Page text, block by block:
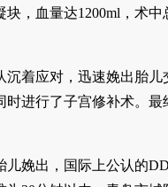
块，血量达1200ml，术中
沉着应对，迅速娩出胎儿
时进行了子宫修补术。最
儿娩出，国际上公认的